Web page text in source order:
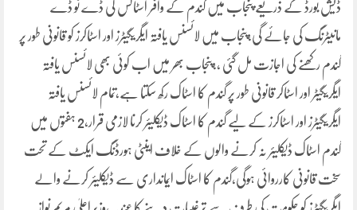
ڈیش بورڈ کے ذریعے پنجاب میں گندم کے وافر اسٹاکس کی ڈے ٹو ڈے
مانیٹرنگ کی جائے گی،پنجاب میں لائسنس یافتہ ایگریگیٹرز اور اسٹاکرز کو قانونی طور پر
گندم رکھنے کی اجازت مل گئی ،،پنجاب بھر میں اب کوئی بھی لائسنس یافتہ
ایگریگیٹر اور اسٹاکر قانونی طور پر گندم کا اسٹاک رکھ سکتا ہے،تمام لائسنس یافتہ
ایگریگیٹرز اور اسٹاکرز کے لیے گندم کا اسٹاک ڈیکلیئر کرنا لازمی قرار،2 ہفتوں میں
گندم اسٹاک ڈیکلیئر نہ کرنے والوں کے خلاف اینٹی ہورڈنگ ایکٹ کے تحت
سخت قانونی کارروائی ہوگی،گندم کا اسٹاک ایمانداری سے ڈیکلیئر کرنے والے